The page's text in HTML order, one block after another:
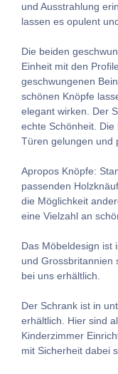
und Ausstrahlung
lassen es opulent
Die beiden
Einheit mit den
geschwungenen
schönen Knöpfe
elegant wirken. Der
echte Schönheit.
Türen gelungen und
Apropos Knöpfe:
passenden
die Möglichkeit
eine Vielzahl an
Das Möbeldesign ist
und Grossbritannien
bei uns erhältlich.
Der Schrank ist in
erhältlich. Hier sind
Kinderzimmer
mit Sicherheit dabei